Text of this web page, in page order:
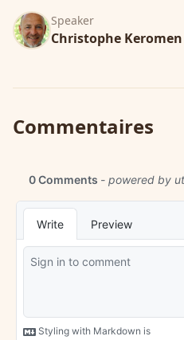
Speaker
Christophe Keromen
Commentaires